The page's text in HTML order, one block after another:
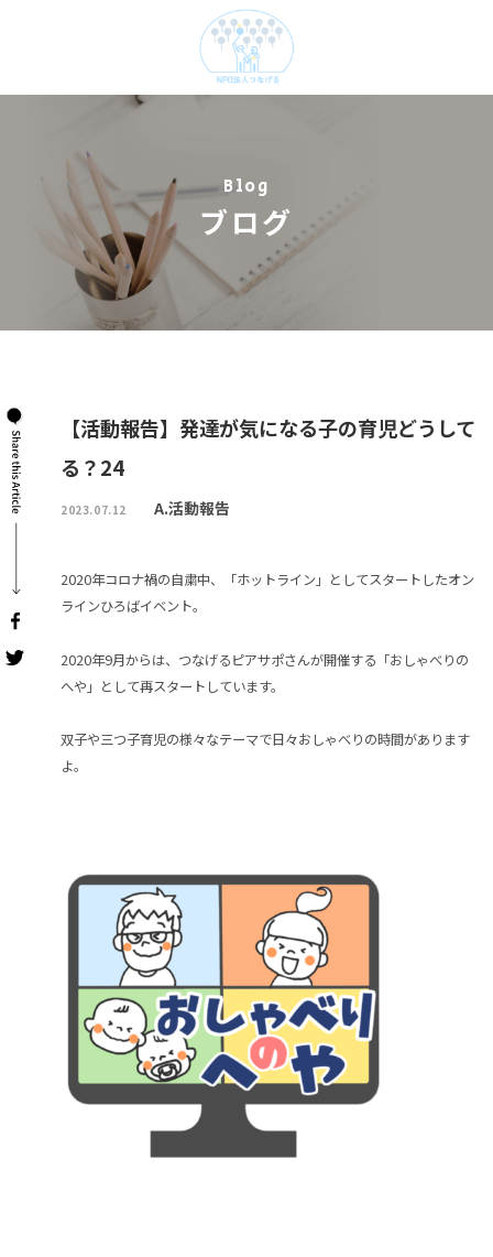
Blog
ブログ
【活動報告】発達が気になる子の育児どうして
る？24
2023.07.12 A.活動報告
2020年コロナ禍の自粛中、「ホットライン」としてスタートしたオン
ラインひろばイベント。
2020年9月からは、つなげるピアサポさんが開催する「おしゃべりの
へや」として再スタートしています。
双子や三つ子育児の様々なテーマで日々おしゃべりの時間があります
よ。